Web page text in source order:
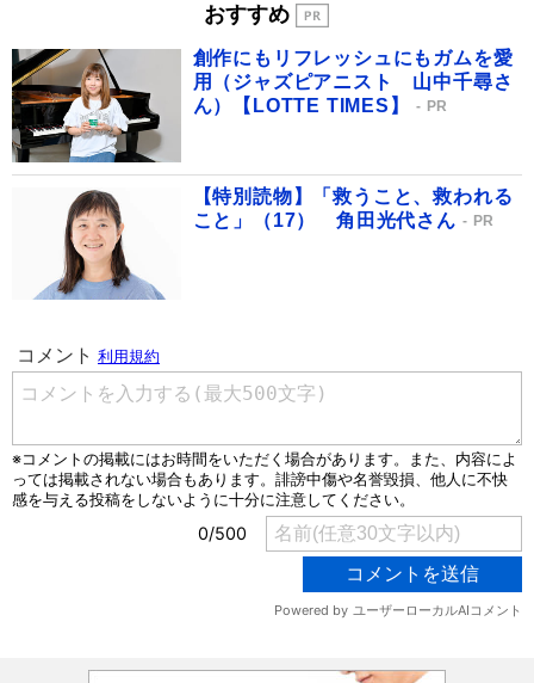
おすすめ
創作にもリフレッシュにもガムを愛
用（ジャズピアニスト 山中千尋さ
ん）【LOTTE TIMES】
PR
【特別読物】「救うこと、救われる
こと」（17） 角田光代さん
PR